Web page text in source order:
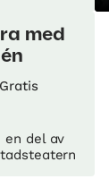
med
Gratis
en del av